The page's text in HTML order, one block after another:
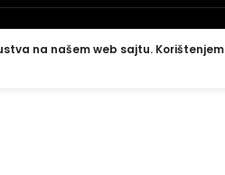
na našem web sajtu.